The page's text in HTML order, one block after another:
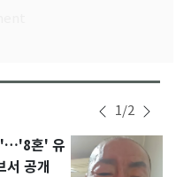
1/2
"…'8혼' 유
서 공개